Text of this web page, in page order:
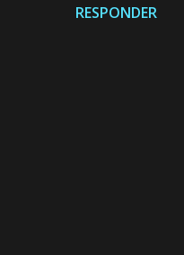
RESPONDER